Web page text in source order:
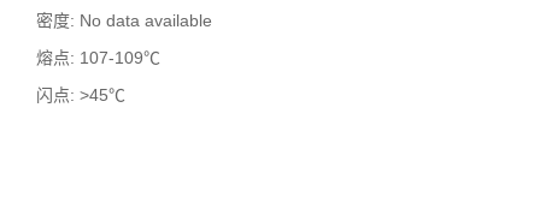
密度: No data available
熔点: 107-109℃
闪点: >45℃